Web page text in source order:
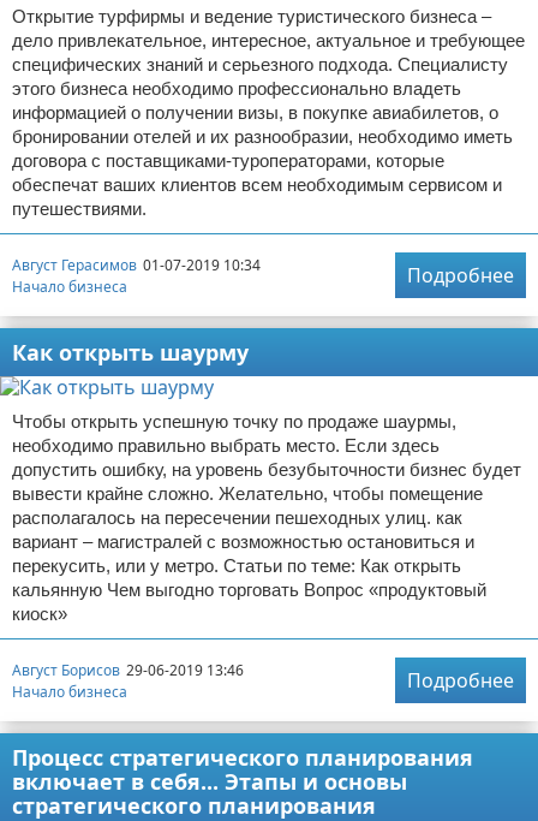
Открытие турфирмы и ведение туристического бизнеса –
дело привлекательное, интересное, актуальное и требующее
специфических знаний и серьезного подхода. Специалисту
этого бизнеса необходимо профессионально владеть
информацией о получении визы, в покупке авиабилетов, о
бронировании отелей и их разнообразии, необходимо иметь
договора с поставщиками-туроператорами, которые
обеспечат ваших клиентов всем необходимым сервисом и
путешествиями.
Август Герасимов 01-07-2019 10:34
Начало бизнеса
Подробнее
Как открыть шаурму
Чтобы открыть успешную точку по продаже шаурмы,
необходимо правильно выбрать место. Если здесь
допустить ошибку, на уровень безубыточности бизнес будет
вывести крайне сложно. Желательно, чтобы помещение
располагалось на пересечении пешеходных улиц. как
вариант – магистралей с возможностью остановиться и
перекусить, или у метро. Статьи по теме: Как открыть
кальянную Чем выгодно торговать Вопрос «продуктовый
киоск»
Август Борисов 29-06-2019 13:46
Начало бизнеса
Подробнее
Процесс стратегического планирования
включает в себя... Этапы и основы
стратегического планирования